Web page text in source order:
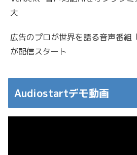
大
広告のプロが世界を語る音声番組
が配信スタート
Audiostartデモ動画